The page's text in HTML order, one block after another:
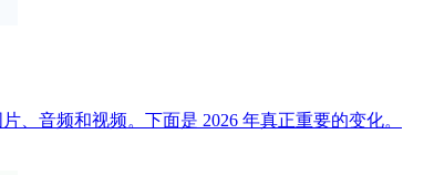
、音频和视频。下面是 2026 年真正重要的变化。